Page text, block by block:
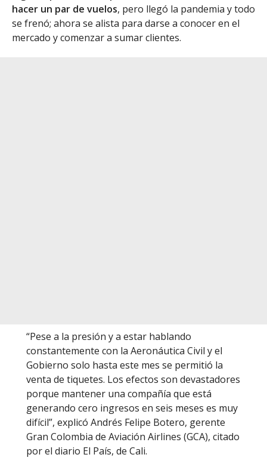
hacer un par de vuelos, pero llegó la pandemia y todo
se frenó; ahora se alista para darse a conocer en el
mercado y comenzar a sumar clientes.
“Pese a la presión y a estar hablando
constantemente con la Aeronáutica Civil y el
Gobierno solo hasta este mes se permitió la
venta de tiquetes. Los efectos son devastadores
porque mantener una compañía que está
generando cero ingresos en seis meses es muy
difícil”, explicó Andrés Felipe Botero, gerente
Gran Colombia de Aviación Airlines (GCA), citado
por el diario El País, de Cali.